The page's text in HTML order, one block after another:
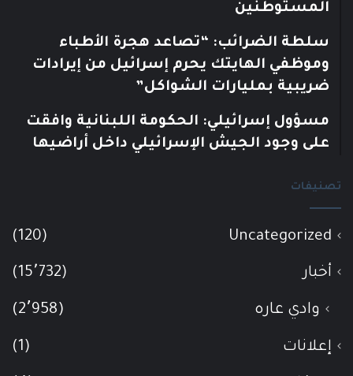
المستوطنين
سلطة الضرائب: “تصاعد هجرة الأطباء
وموظفي الهايتك يحرم إسرائيل من إيرادات
ضريبية بمليارات الشواكل”
مسؤول إسرائيلي: الحكومة اللبنانية وافقت
على وجود الجيش الإسرائيلي داخل أراضيها
تصنيفات
Uncategorized
(120)
أخبار (15٬732)
وادي عاره (2٬958)
إعلانات (1)